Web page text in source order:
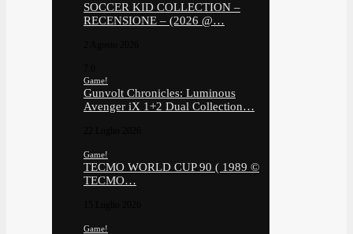
SOCCER KID COLLECTION –
RECENSIONE – (2026 @…
Game!
Gunvolt Chronicles: Luminous
Avenger iX 1+2 Dual Collection…
Game!
TECMO WORLD CUP 90 ( 1989 ©
TECMO…
Game!